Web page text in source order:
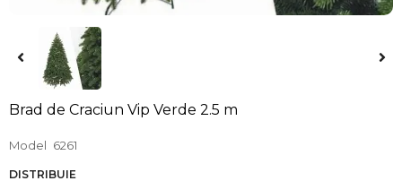
Brad de Craciun Vip Verde 2.5 m
Model 6261
DISTRIBUIE